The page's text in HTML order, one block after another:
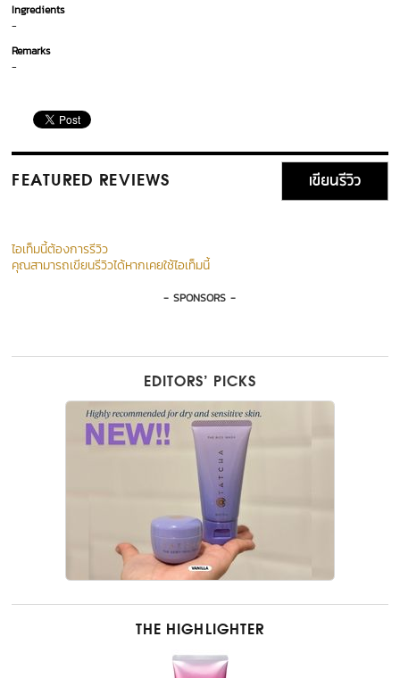
Ingredients
-
Remarks
-
FEATURED REVIEWS เขียนรีวิว
ไอเท็มนี้ต้องการรีวิว
คุณสามารถเขียนรีวิวได้หากเคยใช้ไอเท็มนี้
- SPONSORS -
EDITORS’ PICKS
THE HIGHLIGHTER